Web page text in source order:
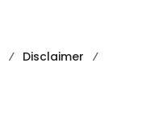
Disclaimer